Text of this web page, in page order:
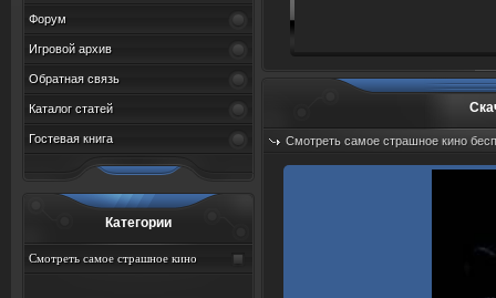
Форум
Игровой архив
Обратная связь
Каталог статей
Гостевая книга
Категории
Смотреть самое страшное кино
Смотреть самое страшное кино
Дата: 08.08.2026
Просмотров: 452